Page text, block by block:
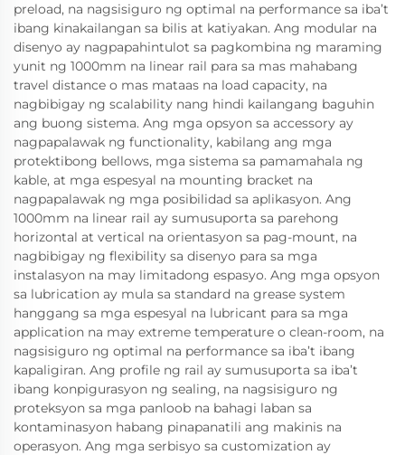
preload, na nagsisiguro ng optimal na performance sa iba’t
ibang kinakailangan sa bilis at katiyakan. Ang modular na
disenyo ay nagpapahintulot sa pagkombina ng maraming
yunit ng 1000mm na linear rail para sa mas mahabang
travel distance o mas mataas na load capacity, na
nagbibigay ng scalability nang hindi kailangang baguhin
ang buong sistema. Ang mga opsyon sa accessory ay
nagpapalawak ng functionality, kabilang ang mga
protektibong bellows, mga sistema sa pamamahala ng
kable, at mga espesyal na mounting bracket na
nagpapalawak ng mga posibilidad sa aplikasyon. Ang
1000mm na linear rail ay sumusuporta sa parehong
horizontal at vertical na orientasyon sa pag-mount, na
nagbibigay ng flexibility sa disenyo para sa mga
instalasyon na may limitadong espasyo. Ang mga opsyon
sa lubrication ay mula sa standard na grease system
hanggang sa mga espesyal na lubricant para sa mga
application na may extreme temperature o clean-room, na
nagsisiguro ng optimal na performance sa iba’t ibang
kapaligiran. Ang profile ng rail ay sumusuporta sa iba’t
ibang konpigurasyon ng sealing, na nagsisiguro ng
proteksyon sa mga panloob na bahagi laban sa
kontaminasyon habang pinapanatili ang makinis na
operasyon. Ang mga serbisyo sa customization ay